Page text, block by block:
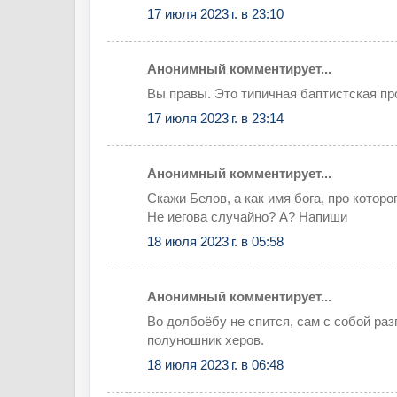
17 июля 2023 г. в 23:10
Анонимный комментирует...
Вы правы. Это типичная баптистская
17 июля 2023 г. в 23:14
Анонимный комментирует...
Скажи Белов, а как имя бога, про
Не иегова случайно? А? Напиши
18 июля 2023 г. в 05:58
Анонимный комментирует...
Во долбоёбу не спится, сам с собой
полуношник херов.
18 июля 2023 г. в 06:48